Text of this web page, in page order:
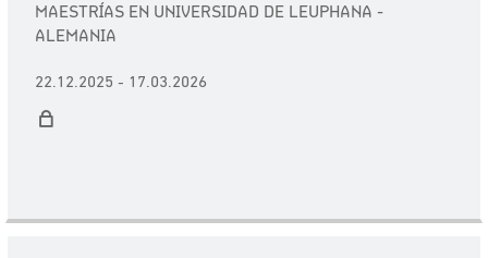
MAESTRÍAS EN UNIVERSIDAD DE LEUPHANA -
ALEMANIA
22.12.2025 - 17.03.2026